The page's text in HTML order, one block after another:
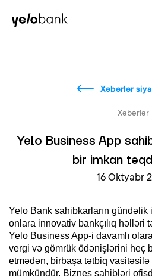
Fərdi Biznes
Xəbərlər
Xəbərlər
Yelo Business App
bir imkan
16 Oktyabr
Yelo Bank sahibkarların gündəlik
onlara innovativ bankçılıq həlləri
Yelo Business App-i davamlı
vergi və gömrük ödənişlərini heç
etmədən, birbaşa tətbiq
mümkündür. Biznes sahibləri